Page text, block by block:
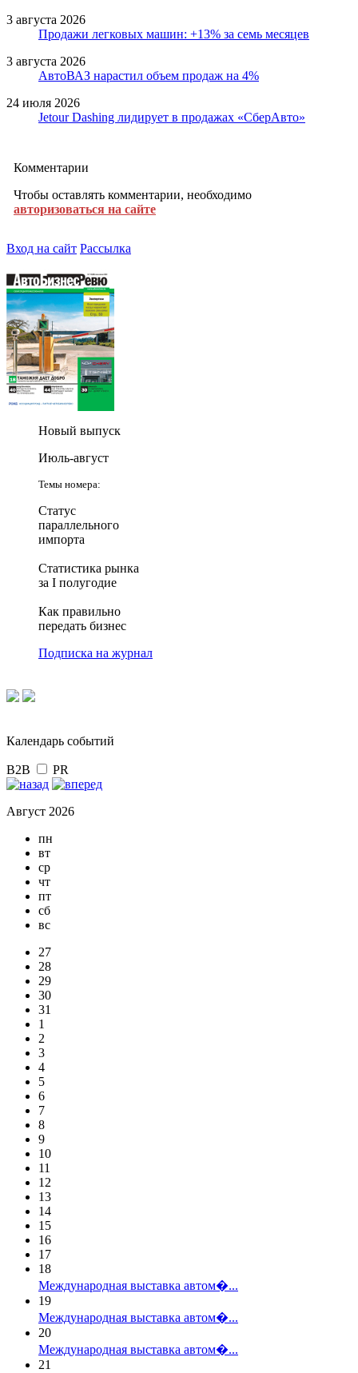
3 августа 2026
Продажи легковых машин: +13% за семь месяцев
3 августа 2026
АвтоВАЗ нарастил объем продаж на 4%
24 июля 2026
Jetour Dashing лидирует в продажах «СберАвто»
Комментарии
Чтобы оставлять комментарии, необходимо
авторизоваться на сайте
Вход на сайт Рассылка
Новый выпуск
Июль-август
Темы номера:
Статус
параллельного
импорта
Статистика рынка
за I полугодие
Как правильно
передать бизнес
Подписка на журнал
Календарь событий
B2B PR
Август 2026
пн
вт
ср
чт
пт
сб
вс
27
28
29
30
31
1
2
3
4
5
6
7
8
9
10
11
12
13
14
15
16
17
18
Международная выставка автом�...
19
Международная выставка автом�...
20
Международная выставка автом�...
21